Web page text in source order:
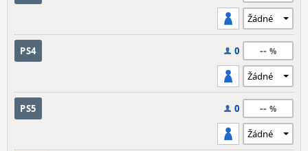
PS4 0 --
PS5 0 --